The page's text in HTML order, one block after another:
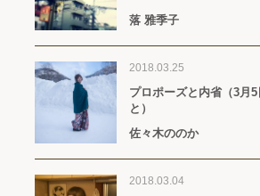
落 雅季子
2018.03.25
プロポーズと内省（3月
と）
佐々木ののか
2018.03.04